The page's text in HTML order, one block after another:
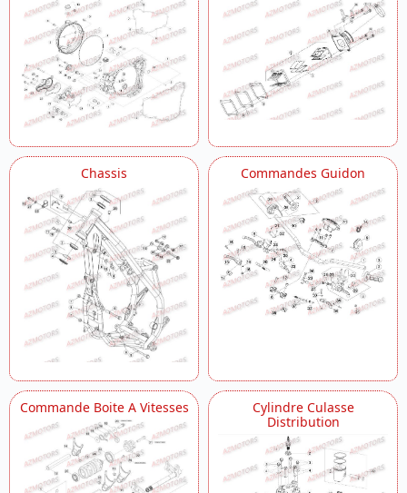
Chassis Commandes Guidon
Commande Boite A Vitesses
Cylindre Culasse
Distribution